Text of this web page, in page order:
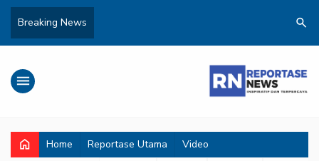
Breaking News search
menu
home Home Reportase Utama Video